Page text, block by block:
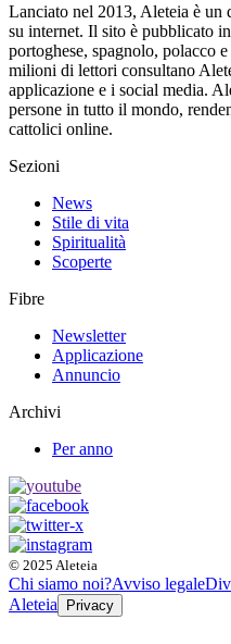
Lanciato nel 2013, Aleteia è
su internet. Il sito è pubblicato
portoghese, spagnolo, polacco
milioni di lettori consultano
applicazione e i social media.
persone in tutto il mondo,
cattolici online.
Sezioni
News
Stile di vita
Spiritualità
Scoperte
Fibre
Newsletter
Applicazione
Annuncio
Archivi
Per anno
© 2025 Aleteia
Chi siamo noi?Avviso legale
Aleteia
Privacy